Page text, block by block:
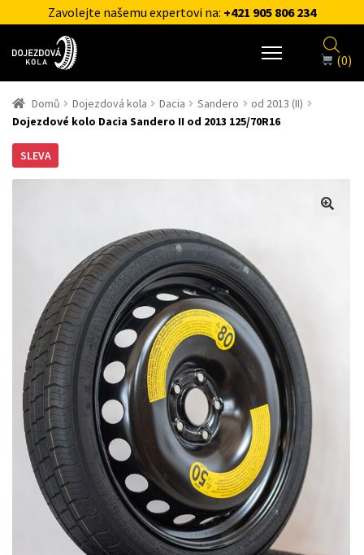
Zavolejte našemu expertovi na: +421 905 806 234
(0)
Domů Dojezdová kola Dacia Sandero
od 2013 (II)
Dojezdové kolo Dacia Sandero II od 2013 125/70R16
SLEVA